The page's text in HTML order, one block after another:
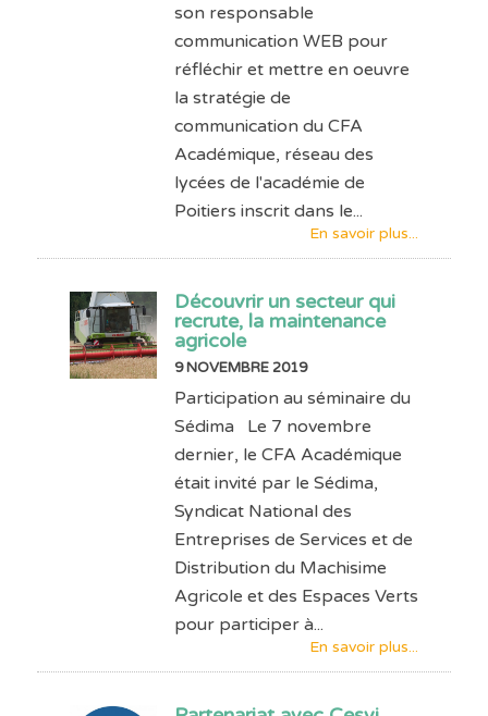
son responsable
communication WEB pour
réfléchir et mettre en oeuvre
la stratégie de
communication du CFA
Académique, réseau des
lycées de l'académie de
Poitiers inscrit dans le...
En savoir plus...
Découvrir un secteur qui
recrute, la maintenance
agricole
9 NOVEMBRE 2019
Participation au séminaire du
Sédima Le 7 novembre
dernier, le CFA Académique
était invité par le Sédima,
Syndicat National des
Entreprises de Services et de
Distribution du Machisime
Agricole et des Espaces Verts
pour participer à...
En savoir plus...